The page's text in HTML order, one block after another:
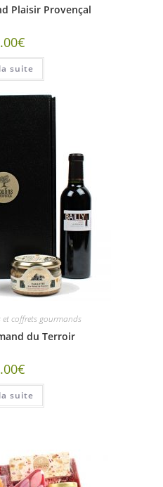
Plaisir Provençal
€
suite
coffrets gourmands
du Terroir
€
suite